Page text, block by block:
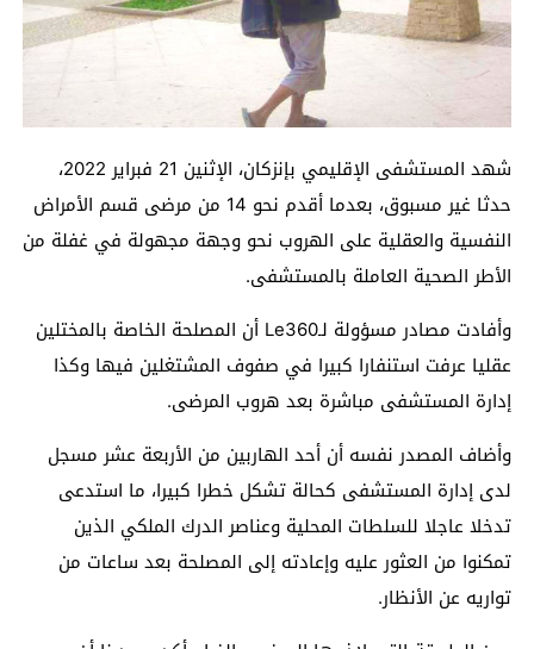
شهد المستشفى الإقليمي بإنزكان، الإثنين 21 فبراير 2022،
حدثا غير مسبوق، بعدما أقدم نحو 14 من مرضى قسم الأمراض
النفسية والعقلية على الهروب نحو وجهة مجهولة في غفلة من
الأطر الصحية العاملة بالمستشفى.
وأفادت مصادر مسؤولة لـLe360 أن المصلحة الخاصة بالمختلين
عقليا عرفت استنفارا كبيرا في صفوف المشتغلين فيها وكذا
إدارة المستشفى مباشرة بعد هروب المرضى.
وأضاف المصدر نفسه أن أحد الهاربين من الأربعة عشر مسجل
لدى إدارة المستشفى كحالة تشكل خطرا كبيرا، ما استدعى
تدخلا عاجلا للسلطات المحلية وعناصر الدرك الملكي الذين
تمكنوا من العثور عليه وإعادته إلى المصلحة بعد ساعات من
تواريه عن الأنظار.